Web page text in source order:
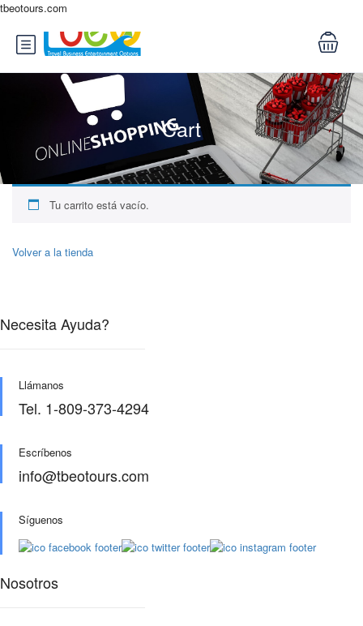
tbeotours.com
Cart
Tu carrito está vacío.
Volver a la tienda
Necesita Ayuda?
Llámanos
Tel. 1-809-373-4294
Escríbenos
info@tbeotours.com
Síguenos
Nosotros